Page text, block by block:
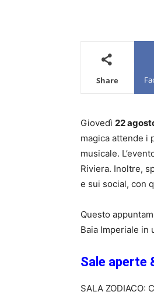
Share
Giovedì 22
magica attende i
musicale.
Riviera. Inoltre,
e sui social, con
Questo
Baia Imperiale in
Sale aperte
SALA ZODIACO: